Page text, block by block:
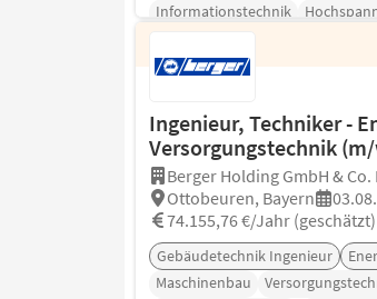
Informationstechnik
Ingenieur, Techniker -
Versorgungstechnik
Berger Holding GmbH & Co.
Ottobeuren, Bayern
74.155,76 €/Jahr (geschätzt)
Gebäudetechnik Ingenieur
Maschinenbau